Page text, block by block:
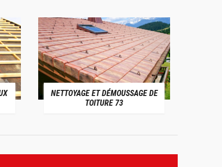
NETTOYAGE ET DÉMOUSSAGE DE
TOITURE 73